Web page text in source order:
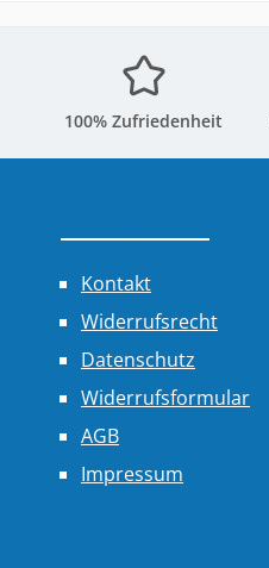
100% Zufriedenheit
Kontakt
Widerrufsrecht
Datenschutz
Widerrufsformular
AGB
Impressum